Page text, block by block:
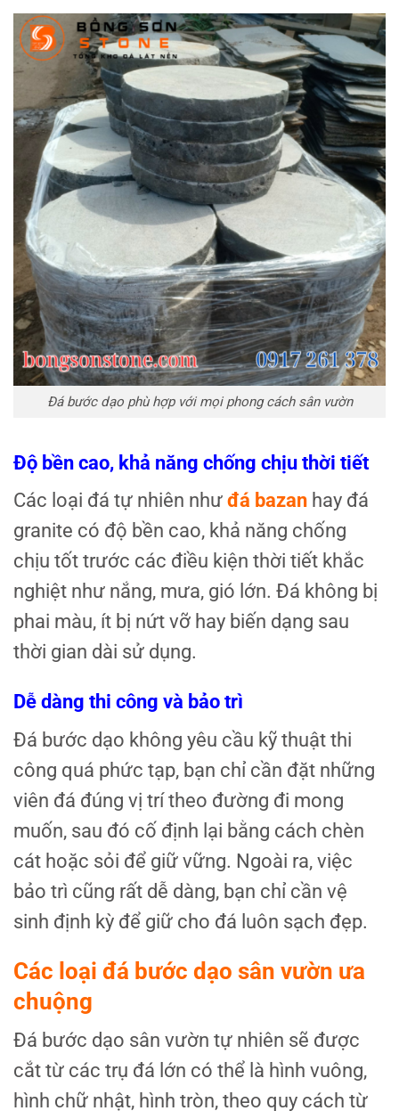
Đá bước dạo phù hợp với mọi phong cách sân vườn
Độ bền cao, khả năng chống chịu thời tiết
Các loại đá tự nhiên như đá bazan hay đá
granite có độ bền cao, khả năng chống
chịu tốt trước các điều kiện thời tiết khắc
nghiệt như nắng, mưa, gió lớn. Đá không bị
phai màu, ít bị nứt vỡ hay biến dạng sau
thời gian dài sử dụng.
Dễ dàng thi công và bảo trì
Đá bước dạo không yêu cầu kỹ thuật thi
công quá phức tạp, bạn chỉ cần đặt những
viên đá đúng vị trí theo đường đi mong
muốn, sau đó cố định lại bằng cách chèn
cát hoặc sỏi để giữ vững. Ngoài ra, việc
bảo trì cũng rất dễ dàng, bạn chỉ cần vệ
sinh định kỳ để giữ cho đá luôn sạch đẹp.
Các loại đá bước dạo sân vườn ưa
chuộng
Đá bước dạo sân vườn tự nhiên sẽ được
cắt từ các trụ đá lớn có thể là hình vuông,
hình chữ nhật, hình tròn, theo quy cách từ